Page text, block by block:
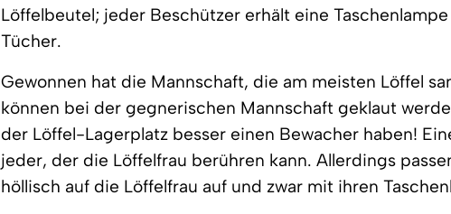
Löffelbeutel; jeder Beschützer erhält eine
Tücher.
Gewonnen hat die Mannschaft, die am meisten Löffel
können bei der gegnerischen Mannschaft geklaut
der Löffel-Lagerplatz besser einen Bewacher haben!
jeder, der die Löffelfrau berühren kann. Allerdings
höllisch auf die Löffelfrau auf und zwar mit ihren